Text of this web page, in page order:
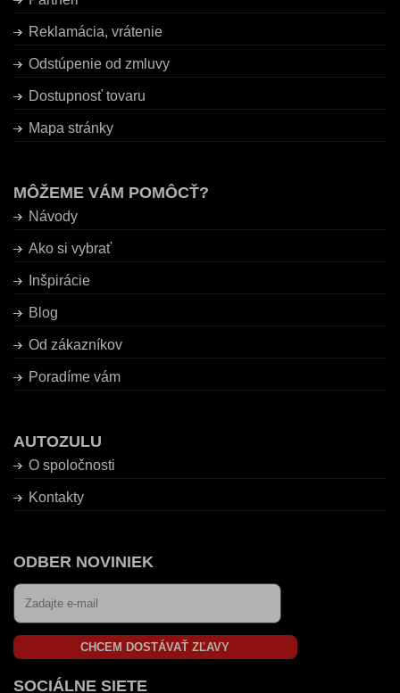
Reklamácia, vrátenie
Odstúpenie od zmluvy
Dostupnosť tovaru
Mapa stránky
MÔŽEME VÁM POMÔCŤ?
Návody
Ako si vybrať
Inšpirácie
Blog
Od zákazníkov
Poradíme vám
AUTOZULU
O spoločnosti
Kontakty
ODBER NOVINIEK
CHCEM DOSTÁVAŤ ZĽAVY
SOCIÁLNE SIETE